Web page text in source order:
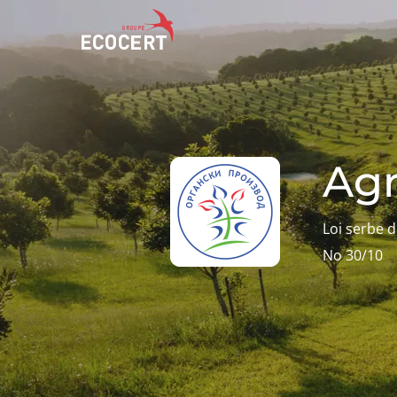
NOS SERVICES
Certification
Formation
Conseil
ECOCERT
Qui sommes nous ?
Actualités
Carrières
Loi serbe
No 30/10